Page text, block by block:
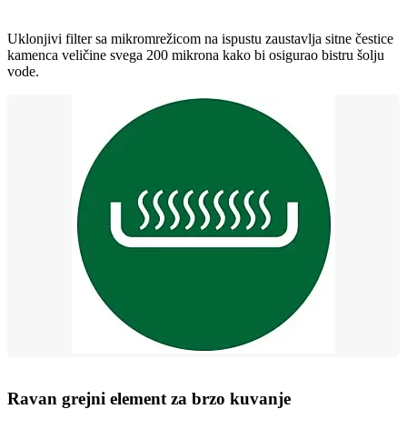
Uklonjivi filter sa mikromrežicom na ispustu zaustavlja sitne čestice
kamenca veličine svega 200 mikrona kako bi osigurao bistru šolju
vode.
Ravan grejni element za brzo kuvanje